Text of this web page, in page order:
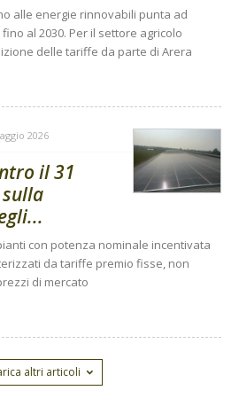
alle energie rinnovabili punta ad
al 2030. Per il settore agricolo
delle tariffe da parte di Arera
2026
il 31
con potenza nominale incentivata
da tariffe premio fisse, non
di mercato
altri articoli